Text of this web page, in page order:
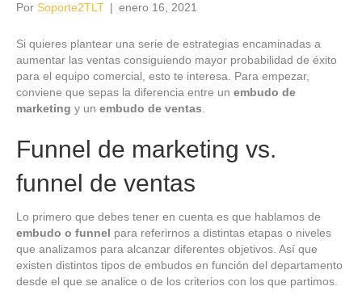
Por Soporte2TLT | enero 16, 2021
Si quieres plantear una serie de estrategias encaminadas a
aumentar las ventas consiguiendo mayor probabilidad de éxito
para el equipo comercial, esto te interesa. Para empezar,
conviene que sepas la diferencia entre un embudo de
marketing y un embudo de ventas
Funnel de marketing vs.
funnel de ventas
Lo primero que debes tener en cuenta es que hablamos de
embudo o funnel para referirnos a distintas etapas o niveles
que analizamos para alcanzar diferentes objetivos. Así que
existen distintos tipos de embudos en función del departamento
desde el que se analice o de los criterios con los que partimos.